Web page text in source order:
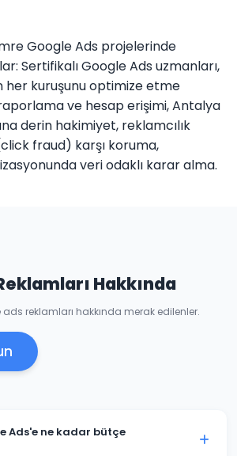
Google Ads projelerinde
Sertifikalı Google Ads uzmanları,
her kuruşunu optimize etme
ve hesap erişimi, Antalya
derin hakimiyet, reklamcılık
(click fraud) karşı koruma,
veri odaklı karar alma.
Hakkında
reklamları hakkında merak edilenler.
Ads'e ne kadar bütçe